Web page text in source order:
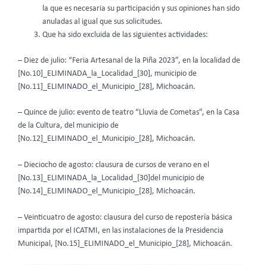
la que es necesaria su participación y sus opiniones han sido
anuladas al igual que sus solicitudes.
Que ha sido excluida de las siguientes actividades:
– Diez de julio: “Feria Artesanal de la Piña 2023”, en la localidad de
[No.10]_ELIMINADA_la_Localidad_[30], municipio de
[No.11]_ELIMINADO_el_Municipio_[28], Michoacán.
– Quince de julio: evento de teatro “Lluvia de Cometas”, en la Casa
de la Cultura, del municipio de
[No.12]_ELIMINADO_el_Municipio_[28], Michoacán.
– Dieciocho de agosto: clausura de cursos de verano en el
[No.13]_ELIMINADA_la_Localidad_[30]del municipio de
[No.14]_ELIMINADO_el_Municipio_[28], Michoacán.
– Veinticuatro de agosto: clausura del curso de repostería básica
impartida por el ICATMI, en las instalaciones de la Presidencia
Municipal, [No.15]_ELIMINADO_el_Municipio_[28], Michoacán.